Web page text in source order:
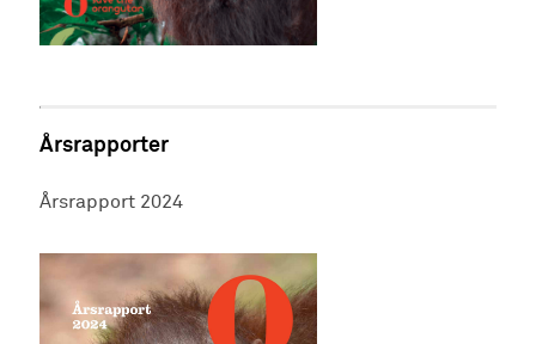
Årsrapporter
Årsrapport 2024